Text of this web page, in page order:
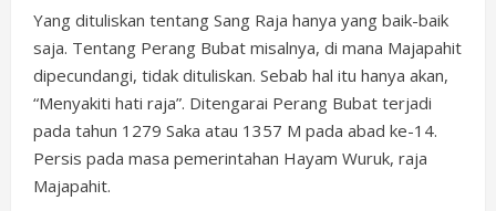
Yang dituliskan tentang Sang Raja hanya yang baik-baik
saja. Tentang Perang Bubat misalnya, di mana Majapahit
dipecundangi, tidak dituliskan. Sebab hal itu hanya akan,
“Menyakiti hati raja”. Ditengarai Perang Bubat terjadi
pada tahun 1279 Saka atau 1357 M pada abad ke-14.
Persis pada masa pemerintahan Hayam Wuruk, raja
Majapahit.